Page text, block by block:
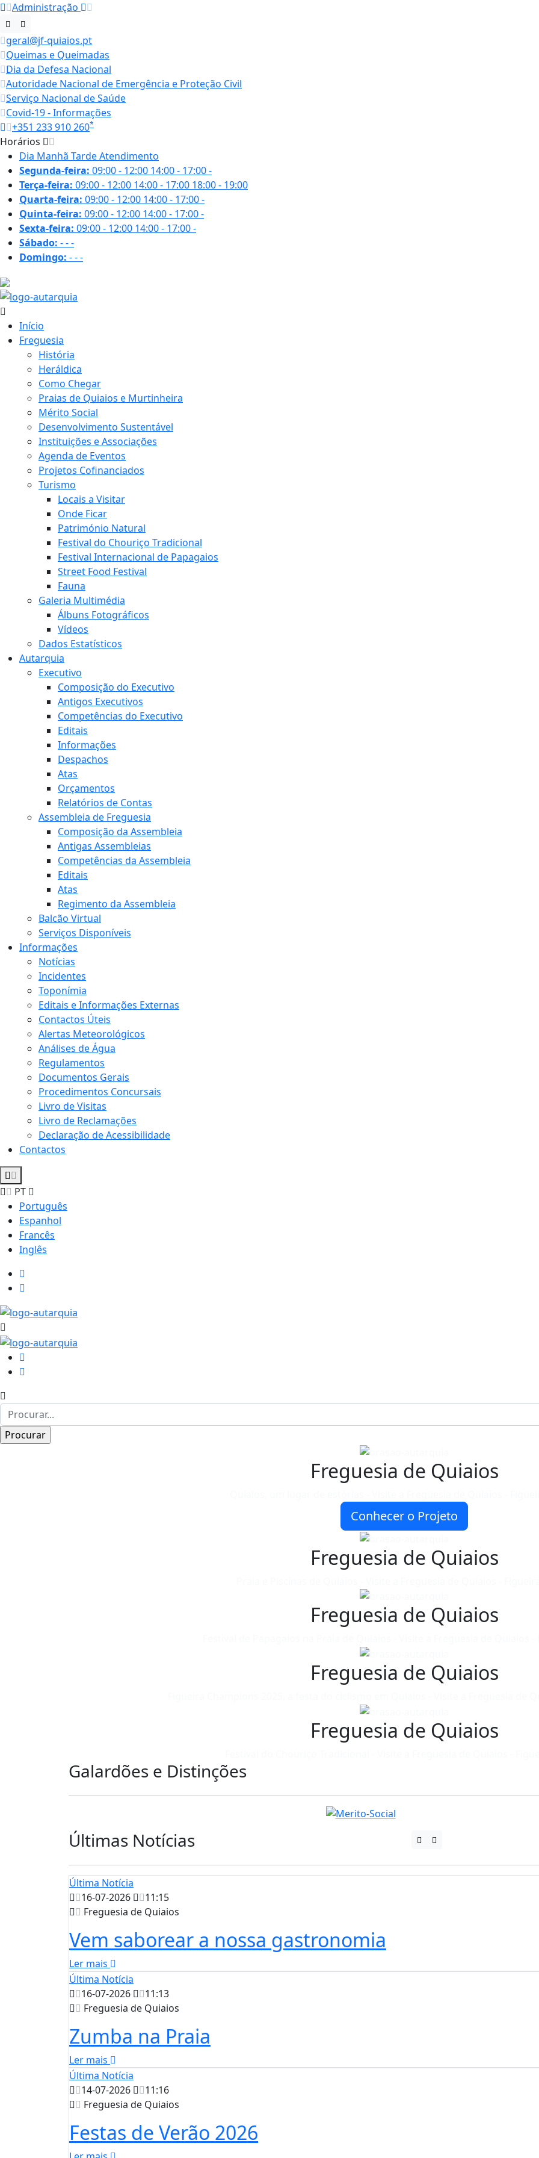
Administração
geral@jf-quiaios.pt
Queimas e Queimadas
Dia da Defesa Nacional
Autoridade Nacional de Emergência e Proteção Civil
Serviço Nacional de Saúde
Covid-19 - Informações
+351 233 910 260*
Horários
Dia Manhã TardeAtendimento
Segunda-feira: 09:00 - 12:00 14:00 - 17:00-
Terça-feira: 09:00 - 12:00 14:00 - 17:00 18:00 - 19:00
Quarta-feira: 09:00 - 12:00 14:00 - 17:00-
Quinta-feira: 09:00 - 12:00 14:00 - 17:00-
Sexta-feira: 09:00 - 12:00 14:00 - 17:00-
Sábado: ---
Domingo: ---
Início
Freguesia
História
Heráldica
Como Chegar
Praias de Quiaios e Murtinheira
Mérito Social
Desenvolvimento Sustentável
Instituições e Associações
Agenda de Eventos
Projetos Cofinanciados
Turismo
Locais a Visitar
Onde Ficar
Património Natural
Festival do Chouriço Tradicional
Festival Internacional de Papagaios
Street Food Festival
Fauna
Galeria Multimédia
Álbuns Fotográficos
Vídeos
Dados Estatísticos
Autarquia
Executivo
Composição do Executivo
Antigos Executivos
Competências do Executivo
Editais
Informações
Despachos
Atas
Orçamentos
Relatórios de Contas
Assembleia de Freguesia
Composição da Assembleia
Antigas Assembleias
Competências da Assembleia
Editais
Atas
Regimento da Assembleia
Balcão Virtual
Serviços Disponíveis
Informações
Notícias
Incidentes
Toponímia
Editais e Informações Externas
Contactos Úteis
Alertas Meteorológicos
Análises de Água
Regulamentos
Documentos Gerais
Procedimentos Concursais
Livro de Visitas
Livro de Reclamações
Declaração de Acessibilidade
Contactos
PT
Português
Espanhol
Francês
Inglês
Freguesia de Quiaios
Conhecer o Projeto
Freguesia de Quiaios
Freguesia de Quiaios
Freguesia de Quiaios
Freguesia de Quiaios
Galardões e Distinções
Últimas Notícias
Última Notícia
16-07-2026
11:15
Freguesia de Quiaios
Vem saborear a nossa gastronomia
Ler mais
Última Notícia
16-07-2026
11:13
Freguesia de Quiaios
Zumba na Praia
Ler mais
Última Notícia
14-07-2026
11:16
Freguesia de Quiaios
Festas de Verão 2026